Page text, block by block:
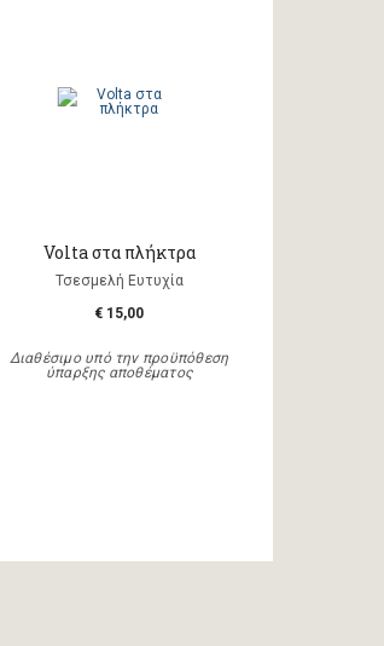
Volta στα πλήκτρα
Τσεσμελή Ευτυχία
€ 15,00
Διαθέσιμο υπό την προϋπόθεση
ύπαρξης αποθέματος